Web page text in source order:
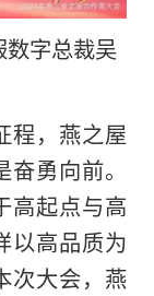
字总裁吴
程，燕之屋
勇向前。
高起点与高
以高品质为
次大会，燕